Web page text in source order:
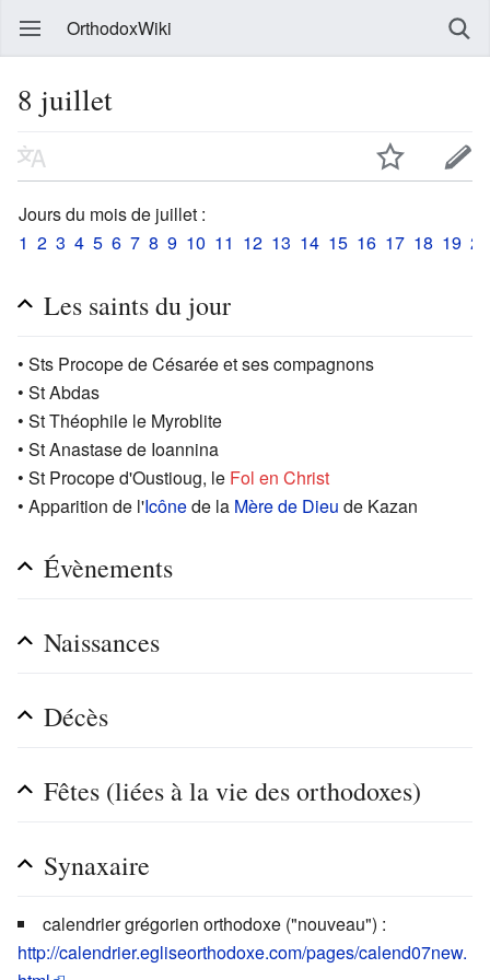
OrthodoxWiki
8 juillet
Jours du mois de juillet :
1 2 3 4 5 6 7 8 9 10 11 12 13 14 15 16 17 18 19 20
Les saints du jour
• Sts Procope de Césarée et ses compagnons
• St Abdas
• St Théophile le Myroblite
• St Anastase de Ioannina
• St Procope d'Oustioug, le Fol en Christ
• Apparition de l'Icônede la Mère de Dieu de Kazan
Évènements
Naissances
Décès
Fêtes (liées à la vie des orthodoxes)
Synaxaire
calendrier grégorien orthodoxe ("nouveau") :
http://calendrier.egliseorthodoxe.com/pages/calend07new.